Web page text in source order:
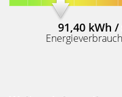
91,40 kWh /